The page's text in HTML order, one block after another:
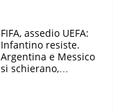
FIFA, assedio UEFA:
Infantino resiste.
Argentina e Messico
si schierano,